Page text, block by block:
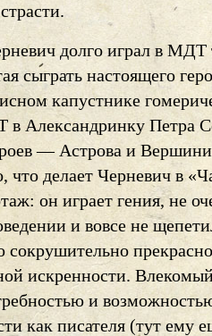
долго играл в МДТ
сыграть настоящего
капустнике
Александринку Петра
— Астрова и
что делает Черневич в
он играет гения, не
и вовсе не
искренности.
и возможностью
как писателя (тут ему